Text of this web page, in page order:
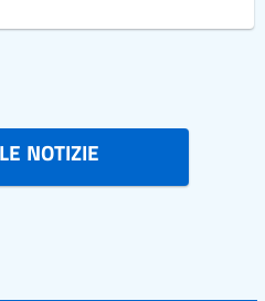
NOTIZIE